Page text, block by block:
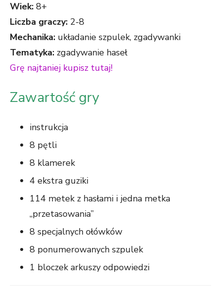
Wiek: 8+
Liczba graczy: 2-8
Mechanika: układanie szpulek, zgadywanki
Tematyka: zgadywanie haseł
Grę najtaniej kupisz tutaj!
Zawartość gry
instrukcja
8 pętli
8 klamerek
4 ekstra guziki
114 metek z hasłami i jedna metka
„przetasowania”
8 specjalnych ołówków
8 ponumerowanych szpulek
1 bloczek arkuszy odpowiedzi